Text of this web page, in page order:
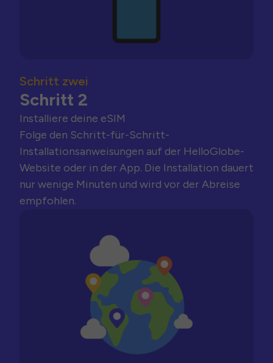
Schritt zwei
Schritt 2
Installiere deine eSIM
Folge den Schritt-für-Schritt-
Installationsanweisungen auf der HelloGlobe-
Website oder in der App. Die Installation dauert
nur wenige Minuten und wird vor der Abreise
empfohlen.